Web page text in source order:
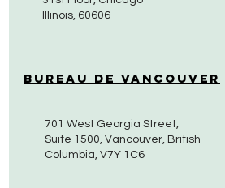
Illinois, 60606
Bureau de Vancouver
701 West Georgia Street,
Suite 1500, Vancouver, British
Columbia, V7Y 1C6